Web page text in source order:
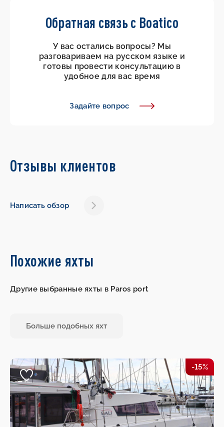
Обратная связь с Boatico
У вас остались вопросы? Мы
разговариваем на русском языке и
готовы провести консультацию в
удобное для вас время
Задайте вопрос
Отзывы клиентов
Написать обзор
Похожие яхты
Другие выбранные яхты в Paros port
Больше подобных яхт
-15%